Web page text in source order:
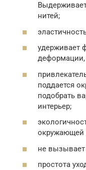
нитей;
удерживает
поддается
подобрать
интерьер;
окружающей
не вызывает
простота